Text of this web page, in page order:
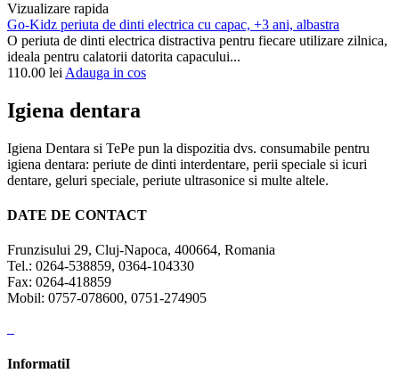
Vizualizare rapida
Go-Kidz periuta de dinti electrica cu capac, +3 ani, albastra
O periuta de dinti electrica distractiva pentru fiecare utilizare zilnica,
ideala pentru calatorii datorita capacului...
110.00 lei Adauga in cos
Igiena dentara
Igiena Dentara si TePe pun la dispozitia dvs. consumabile pentru
igiena dentara: periute de dinti interdentare, perii speciale si icuri
dentare, geluri speciale, periute ultrasonice si multe altele.
DATE DE CONTACT
Frunzisului 29, Cluj-Napoca, 400664, Romania
Tel.: 0264-538859, 0364-104330
Fax: 0264-418859
Mobil: 0757-078600, 0751-274905
InformatiI